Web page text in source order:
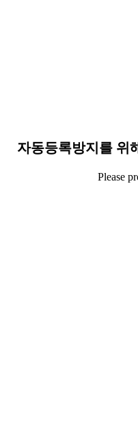
자동등록방지를 위
Please